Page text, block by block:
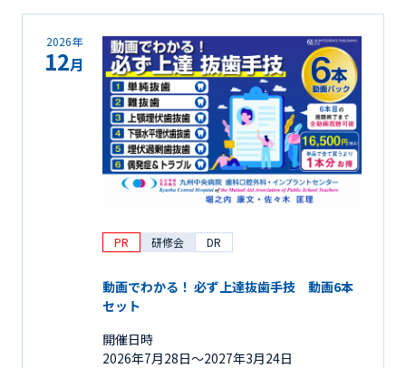
2026年
12月
PR 研修会 DR
動画でわかる！ 必ず上達抜歯手技 動画6本
セット
開催日時
2026年7月28日〜2027年3月24日